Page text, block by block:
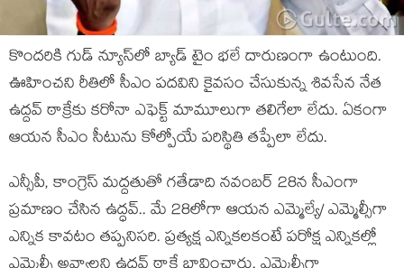
కొంద‌రికి గుడ్ న్యూస్‌లో బ్యాడ్ టైం భ‌లే దారుణంగా ఉంటుంది.
ఊహించ‌ని రీతిలో సీఎం ప‌ద‌విని కైవ‌సం చేసుకున్న శివ‌సేన నేత
ఉద్ద‌వ్ ఠాక్రేకు క‌రోనా ఎఫె‌క్ట్ మామూలుగా త‌లిగేలా లేదు. ఏకంగా
ఆయ‌న సీఎం సీటును కోల్పోయే ప‌రిస్థితి త‌ప్పేలా లేదు.
ఎన్సీపీ, కాంగ్రెస్‌ మద్దతుతో గతేడాది నవంబర్‌ 28న సీఎంగా
ప్రమాణం చేసిన ఉద్ధవ్‌.. మే 28లోగా ఆయన ఎమ్మెల్యే/ ఎమ్మెల్సీగా
ఎన్నిక కావటం తప్పనిసరి. ప్ర‌త్య‌క్ష ఎన్నిక‌ల‌కంటే ప‌రోక్ష ఎన్నిక‌ల్లో